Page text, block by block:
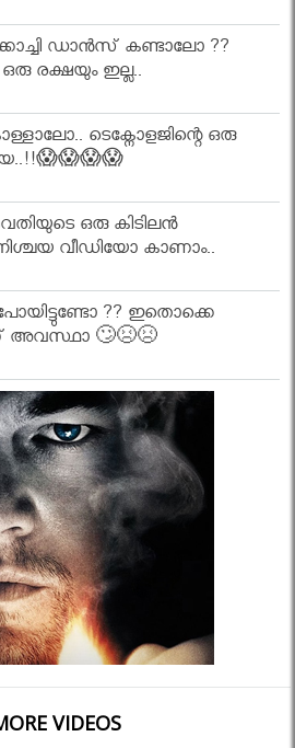
ഡാൻസ് കണ്ടാലോ ??
രക്ഷയും ഇല്ല..
ടെക്നോളജിന്റെ ഒരു
ഒരു കിടിലൻ
വീഡിയോ കാണാം..
പോയിട്ടുണ്ടോ ?? ഇതൊക്കെ
അവസ്ഥാ 🙄😣😣
VIDEOS